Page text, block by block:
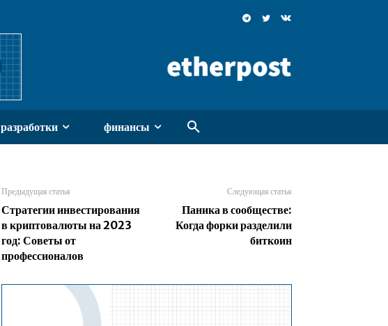
разработки финансы
Предыдущая статья
Стратегии инвестирования
в криптовалюты на 2023
год: Советы от
профессионалов
Следующая статья
Паника в сообществе:
Когда форки разделили
биткоин